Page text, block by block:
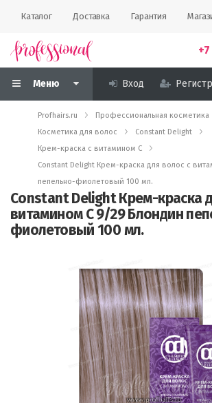
Каталог Доставка Гарантия
Меню Вход
Profhairs.ru
Профессиональная косметика
Косметика для волос
Constant Delight
Крем-краска с витамином С
Constant Delight Крем-краска для волос с
пепельно-фиолетовый 100 мл.
Constant Delight Крем-краска
витамином С 9/29 Блондин
фиолетовый 100 мл.